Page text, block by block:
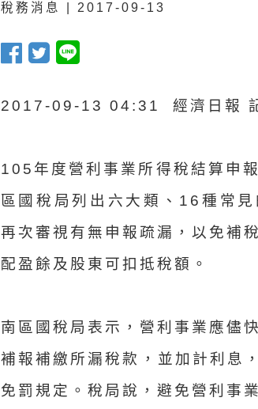
稅務消息 | 2017-09-13
2017-09-13 04:31 經濟日報
105年度營利事業所得稅結算申
區國稅局列出六大類、16種常
再次審視有無申報疏漏，以免補
配盈餘及股東可扣抵稅額。
南區國稅局表示，營利事業應儘
補報補繳所漏稅款，並加計利息
免罰規定。稅局說，避免營利事